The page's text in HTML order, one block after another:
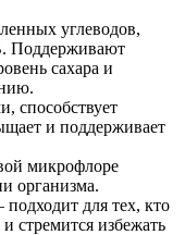
углеводов,
Поддерживают
сахара и
способствует
и поддерживает
микрофлоре
организма.
для тех, кто
стремится избежать